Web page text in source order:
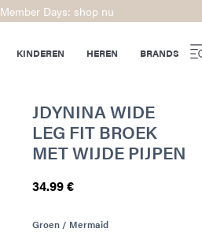
Days: shop nu
KINDEREN HEREN BRANDS
JDYNINA WIDE
LEG FIT BROEK
MET WIJDE PIJPEN
34.99 €
Groen / Mermaid